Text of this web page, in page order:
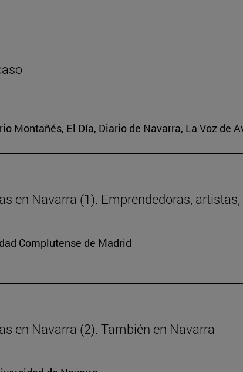
Montañés, El Día, Diario de Navarra, La Voz de
en Navarra (1). Emprendedoras,
Complutense de Madrid
en Navarra (2). También en Navarra